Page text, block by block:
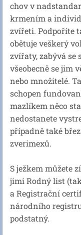
chov v
krmením a
zvířeti. Podpoříte
obětuje veškerý
zvířaty, zabývá se
všeobecně se jim
nebo množitelé.
schopen
mazlíkem něco
nedostanete
případně také
zverimexů.
S ježkem můžete
jimi Rodný list
a Registrační
národního
podstatný.